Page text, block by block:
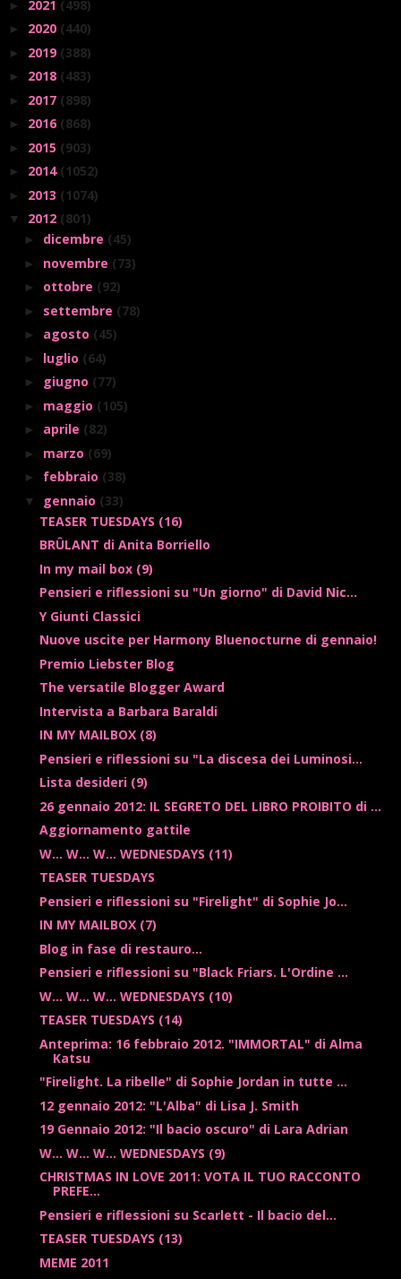
► 2021 (498)
► 2020 (440)
► 2019 (388)
► 2018 (483)
► 2017 (898)
► 2016 (868)
► 2015 (903)
► 2014 (1052)
► 2013 (1074)
▼ 2012 (801)
► dicembre (45)
► novembre (73)
► ottobre (92)
► settembre (78)
► agosto (45)
► luglio (64)
► giugno (77)
► maggio (105)
► aprile (82)
► marzo (69)
► febbraio (38)
▼ gennaio (33)
TEASER TUESDAYS (16)
BRÛLANT di Anita Borriello
In my mail box (9)
Pensieri e riflessioni su "Un giorno" di David Nic...
Y Giunti Classici
Nuove uscite per Harmony Bluenocturne di gennaio!
Premio Liebster Blog
The versatile Blogger Award
Intervista a Barbara Baraldi
IN MY MAILBOX (8)
Pensieri e riflessioni su "La discesa dei Luminosi...
Lista desideri (9)
26 gennaio 2012: IL SEGRETO DEL LIBRO PROIBITO di ...
Aggiornamento gattile
W... W... W... WEDNESDAYS (11)
TEASER TUESDAYS
Pensieri e riflessioni su "Firelight" di Sophie Jo...
IN MY MAILBOX (7)
Blog in fase di restauro...
Pensieri e riflessioni su "Black Friars. L'Ordine ...
W... W... W... WEDNESDAYS (10)
TEASER TUESDAYS (14)
Anteprima: 16 febbraio 2012. "IMMORTAL" di Alma
Katsu
"Firelight. La ribelle" di Sophie Jordan in tutte ...
12 gennaio 2012: "L'Alba" di Lisa J. Smith
19 Gennaio 2012: "Il bacio oscuro" di Lara Adrian
W... W... W... WEDNESDAYS (9)
CHRISTMAS IN LOVE 2011: VOTA IL TUO RACCONTO
PREFE...
Pensieri e riflessioni su Scarlett - Il bacio del...
TEASER TUESDAYS (13)
MEME 2011